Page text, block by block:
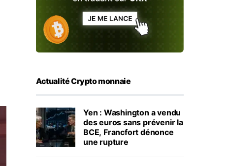
Actualité Crypto monnaie
Yen : Washington a vendu
des euros sans prévenir la
BCE, Francfort dénonce
une rupture